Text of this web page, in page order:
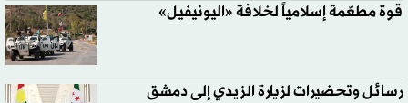
قوة مطعّمة إسلامياً لخلافة «اليونيفيل»
رسائل وتحضيرات لزيارة الزيدي إلى دمشق